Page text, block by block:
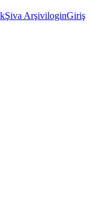
Şiva ArşiviloginGiriş